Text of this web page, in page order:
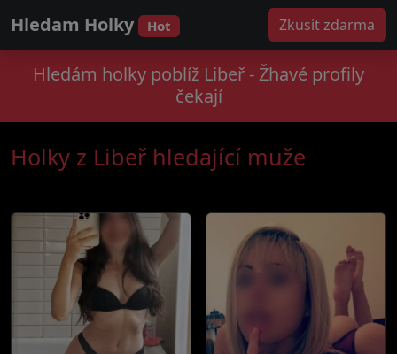
Hledam Holky Hot Zkusit zdarma
Hledám holky poblíž Libeř - Žhavé profily
čekají
Holky z Libeř hledající muže